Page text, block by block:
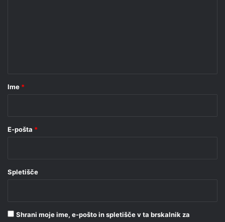
rIme *
E-pošta *
Spletišče
Shrani moje ime, e-pošto in spletišče v ta brskalnik za